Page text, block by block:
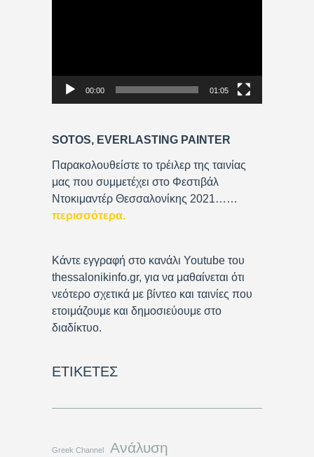
P
e
r
00:00 01:05
SOTOS, EVERLASTING PAINTER
Παρακολουθείστε το τρέιλερ της ταινίας
μας που συμμετέχει στο Φεστιβάλ
Ντοκιμαντέρ Θεσσαλονίκης 2021……
περισσότερα.
Κάντε εγγραφή στο κανάλι Youtube του
thessalonikinfo.gr, για να μαθαίνεται ότι
νεότερο σχετικά με βίντεο και ταινίες που
ετοιμάζουμε και δημοσιεύουμε στο
διαδίκτυο.
ΕΤΙΚΈΤΕΣ
Greek Channel Ανάλυση